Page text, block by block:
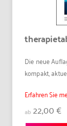
Die neue
kompakt,
Erfahren Sie
ab22,00 €